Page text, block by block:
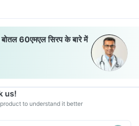
60एमएल सिरप के बारे में
us!
to understand it better